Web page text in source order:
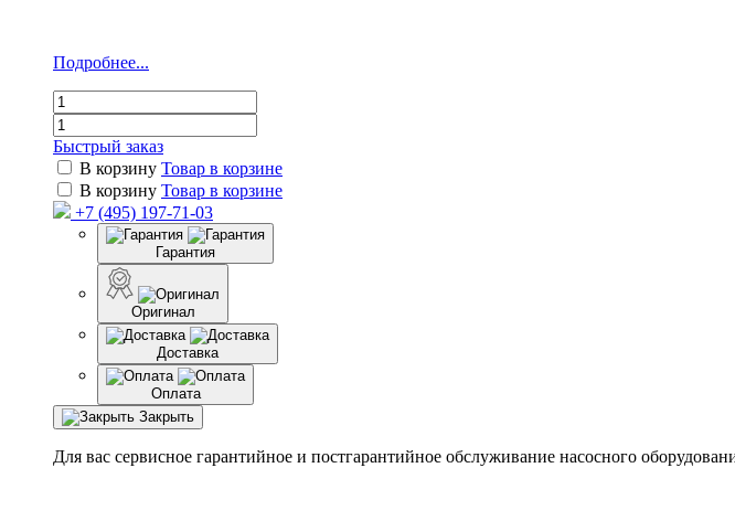
Подробнее...
Быстрый заказ
В корзину Товар в корзине
В корзину Товар в корзине
+7 (495) 197-71-03
Гарантия
Оригинал
Доставка
Оплата
Закрыть
Для вас сервисное гарантийное и постгарантийное обслуживание насосного